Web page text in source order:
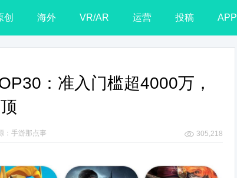
创 海外 VR/AR 运营 投稿 APP
：准入门槛超4000万，
：手游那点事 305,218